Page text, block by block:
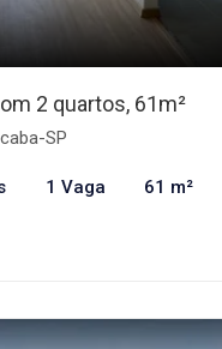
2 quartos, 61m²
SP
1 Vaga 61 m²